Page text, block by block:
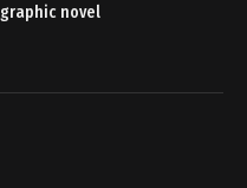
graphic novel